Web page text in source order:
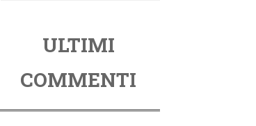
ULTIMI
COMMENTI